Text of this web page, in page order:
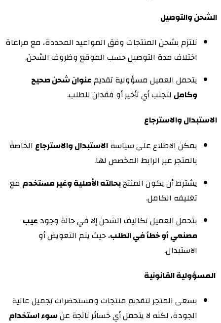
الشحن والتوصيل
نلتزم بشحن المنتجات وفق المواعيد المحددة، مع مراعاة
اختلاف مدة التوصيل حسب الموقع وظروف الشحن.
يتحمل العميل مسؤولية تقديمعنوان شحن صحيح
وكامل لتجنب أي تأخير أو فقدان للطلب.
الاستبدال والاسترجاع
يمكن الاطلاع على سياسةالاستبدال والاسترجاع الخاصة
بالمتجر عبر الرابط المخصص لها.
يشترط أن يكون المنتجبحالته الأصلية وغير مستخدم مع
تغليفه الكامل.
يتحمل العميل تكاليف الشحن إلا في حالة وجود عيب
مصنعي أو خطأ في الطلب، حيث يتم التعويض أو
الاستبدال.
المسؤولية القانونية
يسعى المتجر لتقديم منتجات ومستحضرات تجميل عالية
الجودة، لكنه لا يتحمل أي خسائر ناتجة عنسوء استخدام